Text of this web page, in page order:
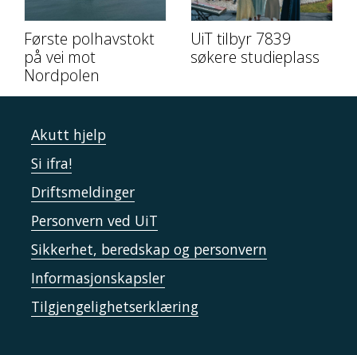
Første polhavstokt
på vei mot
Nordpolen
UiT tilbyr 7839
søkere studieplass
Akutt hjelp
Si ifra!
Driftsmeldinger
Personvern ved UiT
Sikkerhet, beredskap og personvern
Informasjonskapsler
Tilgjengelighetserklæring